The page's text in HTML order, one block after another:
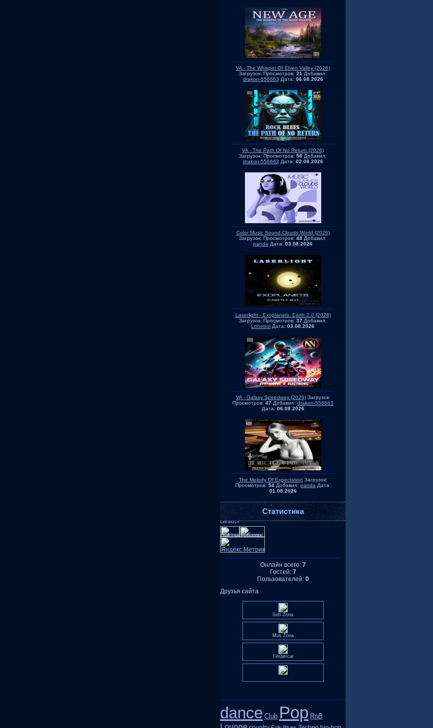
VA - The Whisper Of Elven Valley (2026)
Загрузок: Просмотров: 21 Добавил:
drakon-556663 Дата: 06.08.2026
VA - The Path Of No Return (2026)
Загрузок: Просмотров: 56 Добавил:
drakon-556663 Дата: 02.08.2026
Color Music Sound Clouds World (2026)
Загрузок: Просмотров: 48 Добавил:
panda Дата: 03.08.2026
Laserlight - Exoplanets. Earth 2.0 (2026)
Загрузок: Просмотров: 37 Добавил:
Lohotrol Дата: 03.08.2026
VA - Galaxy Speedway (2026)Загрузок:
Просмотров: 47 Добавил: drakon-556663
Дата: 06.08.2026
The Melody Of Expectation Загрузок:
Просмотров: 54Добавил: panda Дата:
01.08.2026
Статистика
Онлайн всего: 7
Гостей: 7
Пользователей: 0
Друзья сайта
Soft Zona
Mus Zona
Timbercar
...
dance Club Pop RnB